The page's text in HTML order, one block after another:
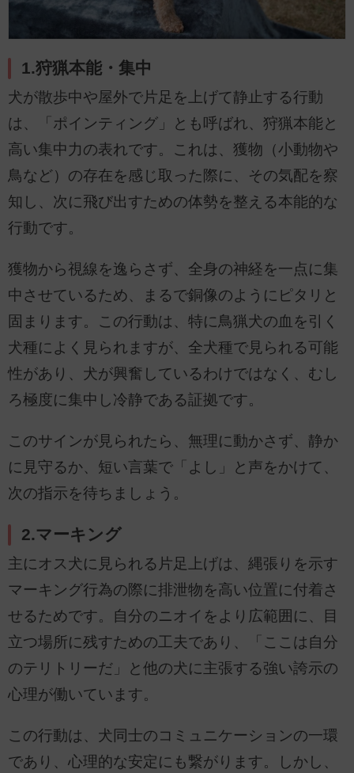
1.狩猟本能・集中
犬が散歩中や屋外で片足を上げて静止する行動
は、「ポインティング」とも呼ばれ、狩猟本能と
高い集中力の表れです。これは、獲物（小動物や
鳥など）の存在を感じ取った際に、その気配を察
知し、次に飛び出すための体勢を整える本能的な
行動です。
獲物から視線を逸らさず、全身の神経を一点に集
中させているため、まるで銅像のようにピタリと
固まります。この行動は、特に鳥猟犬の血を引く
犬種によく見られますが、全犬種で見られる可能
性があり、犬が興奮しているわけではなく、むし
ろ極度に集中し冷静である証拠です。
このサインが見られたら、無理に動かさず、静か
に見守るか、短い言葉で「よし」と声をかけて、
次の指示を待ちましょう。
2.マーキング
主にオス犬に見られる片足上げは、縄張りを示す
マーキング行為の際に排泄物を高い位置に付着さ
せるためです。自分のニオイをより広範囲に、目
立つ場所に残すための工夫であり、「ここは自分
のテリトリーだ」と他の犬に主張する強い誇示の
心理が働いています。
この行動は、犬同士のコミュニケーションの一環
であり、心理的な安定にも繋がります。しかし、